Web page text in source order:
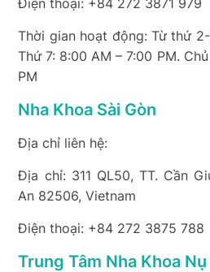
Điện thoại: +84 272 3871 979
Thời gian hoạt động: Từ thứ
Thứ 7: 8:00 AM – 7:00 PM.
PM
Nha Khoa Sài Gòn
Địa chỉ liên hệ:
Địa chỉ: 311 QL50, TT. Cần
An 82506, Vietnam
Điện thoại: +84 272 3875 788
Trung Tâm Nha Khoa